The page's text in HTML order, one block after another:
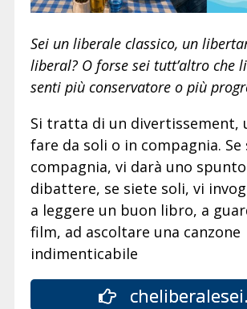
Sei un liberale classico, un
liberal? O forse sei tutt’altro che
senti più conservatore o più
Si tratta di un divertissement,
fare da soli o in compagnia. Se
compagnia, vi darà uno
dibattere, se siete soli, vi
a leggere un buon libro, a
film, ad ascoltare una canzone
indimenticabile